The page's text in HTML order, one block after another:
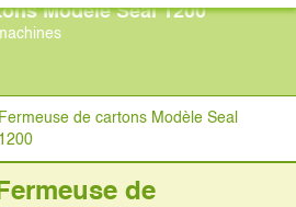
Modèle Seal 1200
Fermeuse de cartons Modèle Seal
1200
de